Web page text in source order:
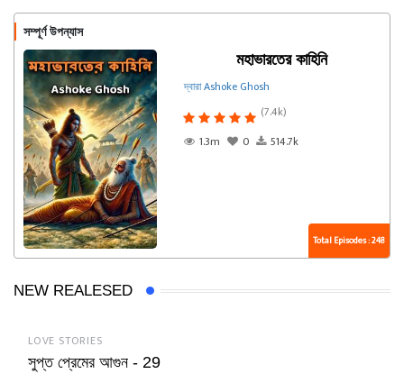
সম্পূর্ণ উপন্যাস
মহাভারতের কাহিনি
দ্বারা Ashoke Ghosh
(7.4k)
1.3m
0 514.7k
Total Episodes : 248
NEW REALESED
LOVE STORIES
সুপ্ত প্রেমের আগুন - 29